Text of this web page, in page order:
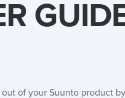
out of your Suunto product